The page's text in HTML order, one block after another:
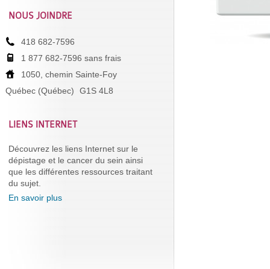
NOUS JOINDRE
418 682-7596
1 877 682-7596 sans frais
1050, chemin Sainte-Foy
Québec (Québec)
G1S 4L8
LIENS INTERNET
Découvrez les liens Internet sur le
dépistage et le cancer du sein ainsi
que les différentes ressources traitant
du sujet.
En savoir plus